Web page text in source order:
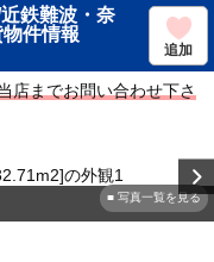
鉄難波・奈
件情報
追加
店までお問い合わせ下さ
■ 写真一覧を見る